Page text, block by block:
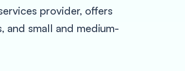
provider, offers
and small and medium-